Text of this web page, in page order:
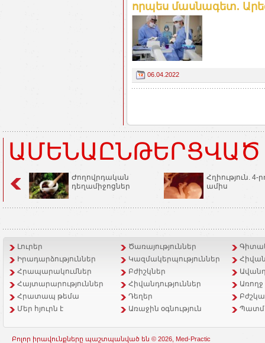
որպես մասնագետ.
06.04.2022
Ժողովրդական
դեղամիջոցներ
Հղիություն. 4-
ամիս
Լուրեր Ծառայություններ
Իրադարձություններ
Կազմակերպություններ
Հրապարակումներ
Բժիշկներ
Հայտարարություններ
Հիվանդություններ
Հրատապ թեմա
Դեղեր
Մեր հյուրն է
Առաջին օգնություն
Բոլոր իրավունքները պաշտպանված են © 2026, Med-Practic